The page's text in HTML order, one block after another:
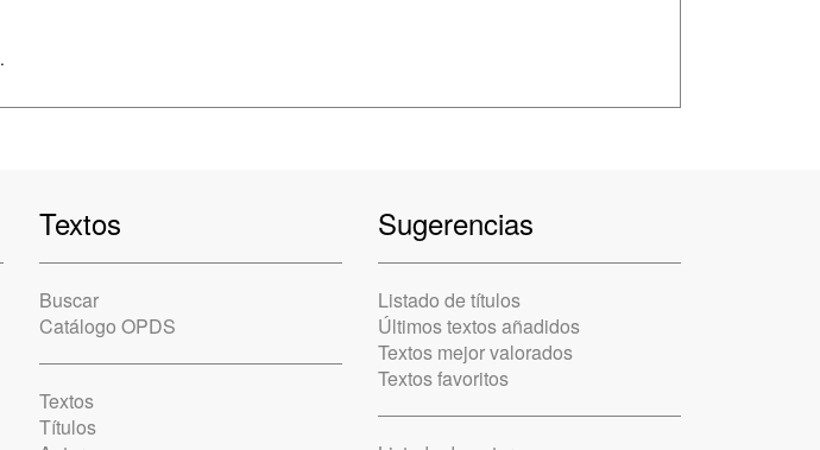
.
Textos
Buscar
Catálogo OPDS
Textos
Títulos
Sugerencias
Listado de títulos
Últimos textos añadidos
Textos mejor valorados
Textos favoritos